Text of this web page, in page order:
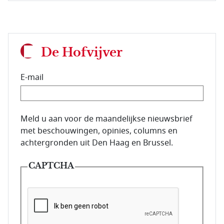
De Hofvijver
E-mail
E-mailadres van de abonnee.
Meld u aan voor de maandelijkse nieuwsbrief
met beschouwingen, opinies, columns en
achtergronden uit Den Haag en Brussel.
CAPTCHA